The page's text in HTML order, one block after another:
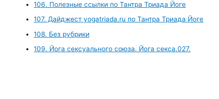
106. Полезные ссылки по Тантра Триада Йоге
107. Дайджест yogatriada.ru по Тантра Триада Йоге
108. Без рубрики
109. Йога сексуального союза. Йога секса.027.